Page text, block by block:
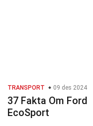
TRANSPORT 09 des 2024
37 Fakta Om Ford
EcoSport